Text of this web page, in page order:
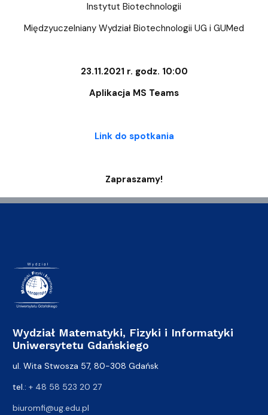
Instytut Biotechnologii
Międzyuczelniany Wydział Biotechnologii UG i GUMed
23.11.2021 r. godz. 10:00
Aplikacja MS Teams
Link do spotkania
Zapraszamy!
Wydział Matematyki, Fizyki i Informatyki
Uniwersytetu Gdańskiego
ul. Wita Stwosza 57, 80-308 Gdańsk
tel.: + 48 58 523 20 27
biuromfi@ug.edu.pl